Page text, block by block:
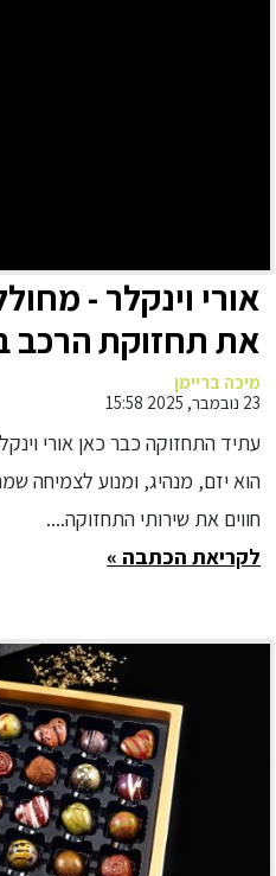
אורי וינקלר -
את תחזוקת הרכב
חדש
מיכה בריימן
23 נובמבר, 2025 15:58
עתיד התחזוקה כבר כאן אורי
הוא יזם, מנהיג, ומנוע לצמיחה
חווים את שירותי התחזוקה....
לקריאת הכתבה »